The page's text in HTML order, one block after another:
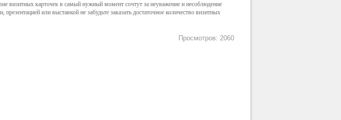
визитных карточек в самый нужный момент сочтут за неуважение и несоблюдение
или выставкой не забудьте заказать достаточное количество визитных
Просмотров: 2060